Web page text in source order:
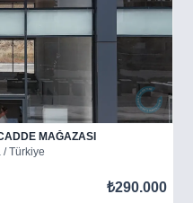
MAĞAZASI
/ Türkiye
₺290.000